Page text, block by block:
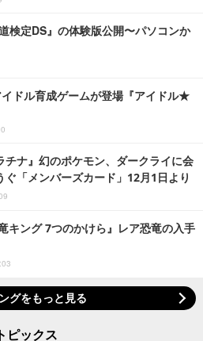
検定DS』の体験版公開〜パソコンか
イドル育成ゲームが登場『アイドル★
チナ』幻のポケモン、ダークライに会
ぐ「メンバーズカード」12月1日より
キング 7つのかけら』レア恐竜の入手
グをもっと見る
トピックス